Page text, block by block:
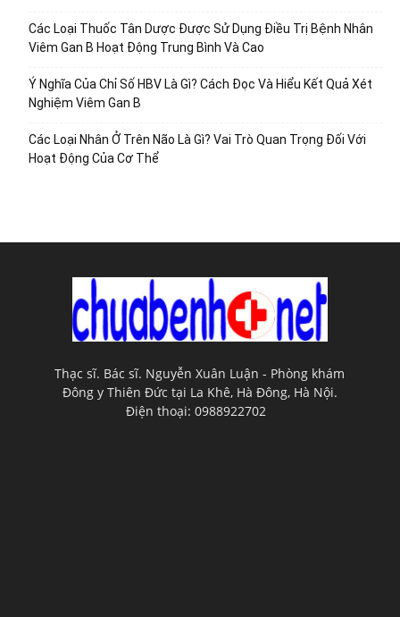
Các Loại Thuốc Tân Dược Được Sử Dụng Điều Trị Bệnh Nhân
Viêm Gan B Hoạt Động Trung Bình Và Cao
Ý Nghĩa Của Chỉ Số HBV Là Gì? Cách Đọc Và Hiểu Kết Quả Xét
Nghiệm Viêm Gan B
Các Loại Nhân Ở Trên Não Là Gì? Vai Trò Quan Trọng Đối Với
Hoạt Động Của Cơ Thể
Thạc sĩ. Bác sĩ. Nguyễn Xuân Luận - Phòng khám
Đông y Thiên Đức tại La Khê, Hà Đông, Hà Nội.
Điện thoại: 0988922702